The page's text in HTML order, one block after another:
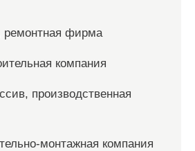
ремонтная фирма
компания
производственная
монтажная компания